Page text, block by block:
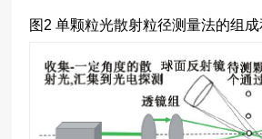
图2 单颗粒光散射粒径测量法的组